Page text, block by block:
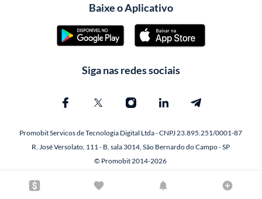
Baixe o Aplicativo
Siga nas redes sociais
Promobit Servicos de Tecnologia Digital Ltda - CNPJ 23.895.251/0001-87
R. José Versolato, 111 - B, sala 3014, São Bernardo do Campo - SP
© Promobit 2014-2026